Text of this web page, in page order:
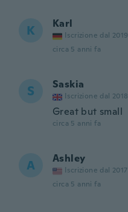
K Karl
Iscrizione dal 2019
circa 5 anni fa
S Saskia
Iscrizione dal 2018
Great but small
circa 5 anni fa
A Ashley
Iscrizione dal 2017
circa 5 anni fa